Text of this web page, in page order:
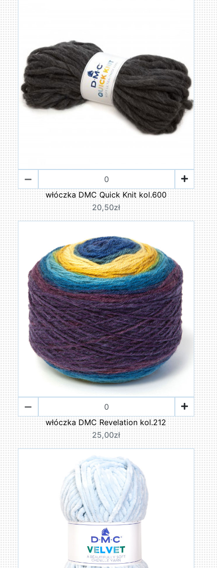
włóczka DMC Quick Knit kol.600
20,50zł
włóczka DMC Revelation kol.212
25,00zł